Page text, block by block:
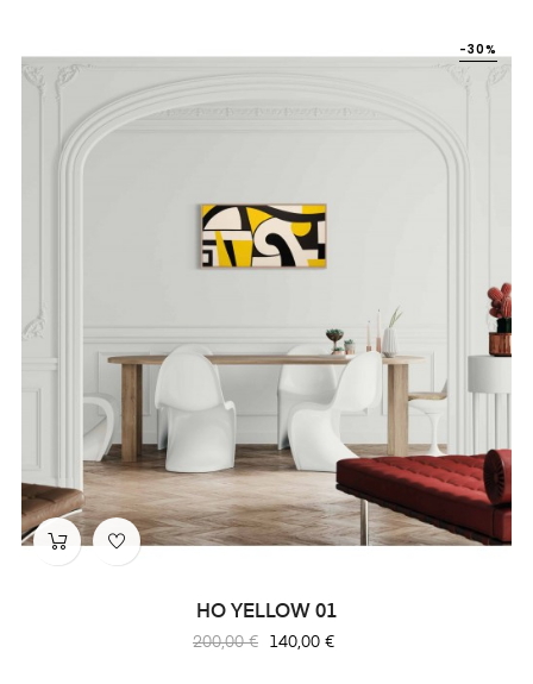
HO YELLOW 01
Prix
200,00 €
-30%
Prix
140,00 €